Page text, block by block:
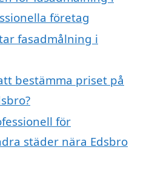
företag
fasadmålning i
bestämma priset på
för
städer nära Edsbro